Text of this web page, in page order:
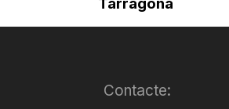
Contacte: